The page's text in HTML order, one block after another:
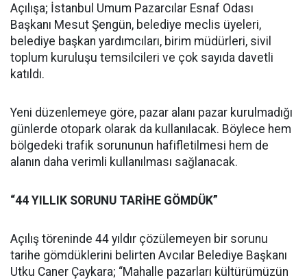
Açılışa; İstanbul Umum Pazarcılar Esnaf Odası
Başkanı Mesut Şengün, belediye meclis üyeleri,
belediye başkan yardımcıları, birim müdürleri, sivil
toplum kuruluşu temsilcileri ve çok sayıda davetli
katıldı.
Yeni düzenlemeye göre, pazar alanı pazar kurulmadığı
günlerde otopark olarak da kullanılacak. Böylece hem
bölgedeki trafik sorununun hafifletilmesi hem de
alanın daha verimli kullanılması sağlanacak.
“44 YILLIK SORUNU TARİHE GÖMDÜK”
Açılış töreninde 44 yıldır çözülemeyen bir sorunu
tarihe gömdüklerini belirten Avcılar Belediye Başkanı
Utku Caner Çaykara; “Mahalle pazarları kültürümüzün